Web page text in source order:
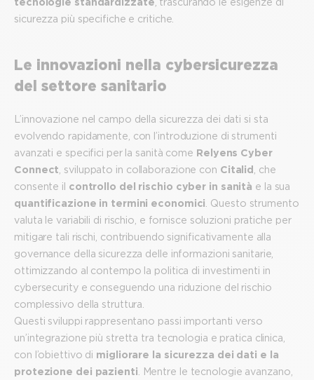
sicurezza più specifiche e critiche.
Le innovazioni nella cybersicurezza
del settore sanitario
L’innovazione nel campo della sicurezza dei dati si sta
evolvendo rapidamente, con l’introduzione di strumenti
avanzati e specifici per la sanità come Relyens Cyber
Connect, sviluppato in collaborazione con Citalid, che
consente il controllo del rischio cyber in sanità e la sua
quantificazione in termini economici. Questo strumento
valuta le variabili di rischio, e fornisce soluzioni pratiche per
mitigare tali rischi, contribuendo significativamente alla
governance della sicurezza delle informazioni sanitarie,
ottimizzando al contempo la politica di investimenti in
cybersecurity e conseguendo una riduzione del rischio
complessivo della struttura.
Questi sviluppi rappresentano passi importanti verso
un’integrazione più stretta tra tecnologia e pratica clinica,
con l’obiettivo di migliorare la sicurezza dei dati e la
protezione dei pazienti. Mentre le tecnologie avanzano,